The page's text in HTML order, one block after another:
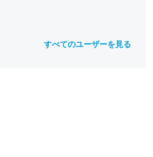
すべてのユーザーを見る